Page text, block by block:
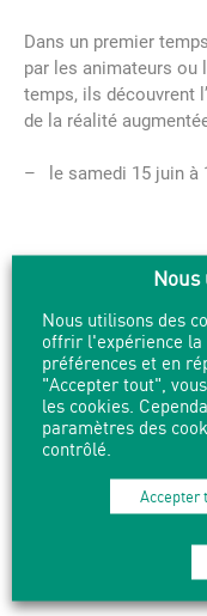
Dans un premier
par les animateurs ou
temps, ils découvrent
de la réalité
le samedi 15 juin à
Les p’tits
Pour les enfants de3
enfants doivent être
personne plus grande.
Un moment pour
histoires et des
Nous
Nous utilisons des
offrir l'expérience la
préférences et en
"Accepter tout",
les cookies.
paramètres des
contrôlé.
Accepter